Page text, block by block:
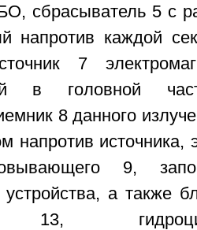
сбрасыватель 5 с
напротив каждой
7
в головной
8 данного
напротив источника,
9,
а также
13,